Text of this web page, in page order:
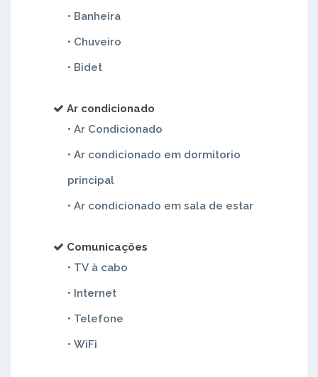
• Banheira
• Chuveiro
• Bidet
Ar condicionado
• Ar Condicionado
• Ar condicionado em dormitorio
principal
• Ar condicionado em sala de estar
Comunicações
• TV à cabo
• Internet
• Telefone
• WiFi